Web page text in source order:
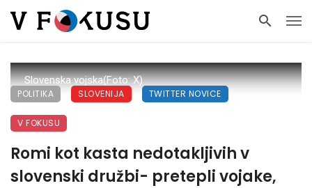
Slovenska vojska(Foto: X)
POLITIKA SLOVENIJA TWITTER NOVICE
V FOKUSU
Romi kot kasta nedotakljivih v
slovenski družbi- pretepli vojake,